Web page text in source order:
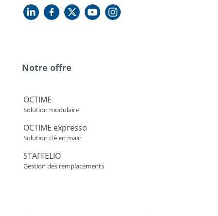
Notre offre
OCTIME
Solution modulaire
OCTIME expresso
Solution clé en main
STAFFELIO
Gestion des remplacements